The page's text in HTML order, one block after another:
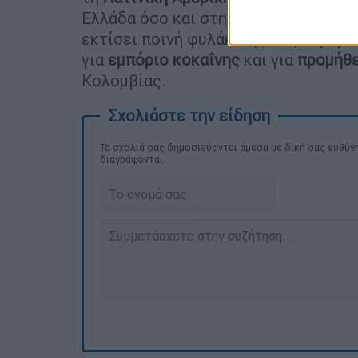
Ελλάδα όσο και στην Τουρκία. Ο
εκτίσει ποινή φυλάκισης στην
για εμπόριο κοκαΐνης και για
Κολομβίας.
Τα σχολιά σας δημοσιεύονται άμεσα με δική σας
διαγράφονται